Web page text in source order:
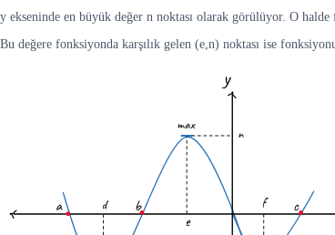
y ekseninde en büyük değer n noktası olarak görülüyor. O
Bu değere fonksiyonda karşılık gelen (e,n) noktası ise